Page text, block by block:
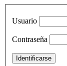
Usuario
Contraseña